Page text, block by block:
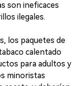
son ineficaces
ilegales.
los paquetes de
calentado
para adultos y
minoristas